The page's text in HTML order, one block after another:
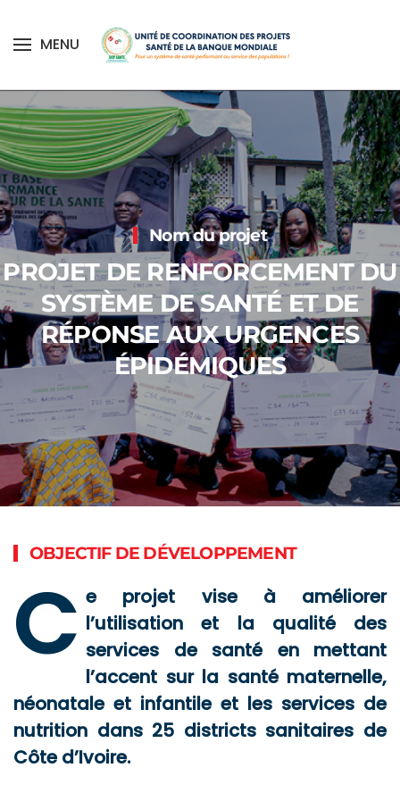
Skip to main content
MENU
Nom du projet
PROJET DE RENFORCEMENT DU
SYSTÈME DE SANTÉ ET DE
RÉPONSE AUX URGENCES
ÉPIDÉMIQUES
OBJECTIF DE DÉVELOPPEMENT
C e projet vise à améliorer
l’utilisation et la qualité des
services de santé en mettant
l’accent sur la santé maternelle,
néonatale et infantile et les services de
nutrition dans 25 districts sanitaires de
Côte d’Ivoire.